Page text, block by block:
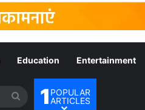
Education Entertainment
Search1 POPULAR
ARTICLES